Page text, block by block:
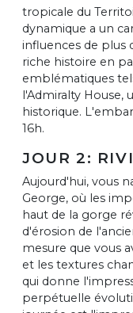
tropicale du
dynamique a un
influences de plus
riche histoire en
emblématiques
l'Admiralty House,
historique.
16h.
JOUR 2:
Aujourd'hui, vous
George, où les
haut de la gorge
d'érosion de
mesure que vous
et les textures
qui donne
perpétuelle